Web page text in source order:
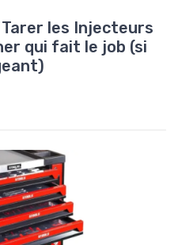
Tarer les Injecteurs
qui fait le job (si